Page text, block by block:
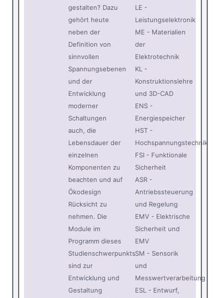
gestalten? Dazu
gehört heute
neben der
Definition von
sinnvollen
Spannungsebenen
und der
Entwicklung
moderner
Schaltungen
auch, die
Lebensdauer der
einzelnen
Komponenten zu
beachten und auf
Ökodesign
Rücksicht zu
nehmen. Die
Module im
Programm dieses
Studienschwerpunkts
sind zur
Entwicklung und
Gestaltung
LE -
Leistungselektronik
ME - Materialien
der
Elektrotechnik
KL -
Konstruktionslehre
und 3D-CAD
ENS -
Energiespeicher
HST -
Hochspannungstechnik
FSI - Funktionale
Sicherheit
ASR -
Antriebssteuerung
und Regelung
EMV - Elektrische
Sicherheit und
EMV
SM - Sensorik
und
Messwertverarbeitung
ESL - Entwurf,